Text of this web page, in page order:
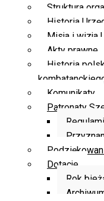
Struktura
Historia
Misja i wizja
Akty prawne
Historia
Komunikaty
Patronaty
Dotacje
Rok